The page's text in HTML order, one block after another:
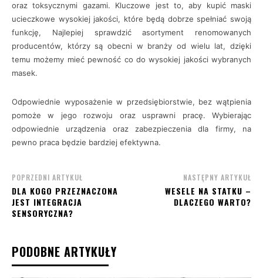
oraz toksycznymi gazami. Kluczowe jest to, aby kupić maski
ucieczkowe wysokiej jakości, które będą dobrze spełniać swoją
funkcję, Najlepiej sprawdzić asortyment renomowanych
producentów, którzy są obecni w branży od wielu lat, dzięki
temu możemy mieć pewność co do wysokiej jakości wybranych
masek.
Odpowiednie wyposażenie w przedsiębiorstwie, bez wątpienia
pomoże w jego rozwoju oraz usprawni pracę. Wybierając
odpowiednie urządzenia oraz zabezpieczenia dla firmy, na
pewno praca będzie bardziej efektywna.
POPRZEDNI ARTYKUŁ
DLA KOGO PRZEZNACZONA
JEST INTEGRACJA
SENSORYCZNA?
NASTĘPNY ARTYKUŁ
WESELE NA STATKU –
DLACZEGO WARTO?
PODOBNE ARTYKUŁY